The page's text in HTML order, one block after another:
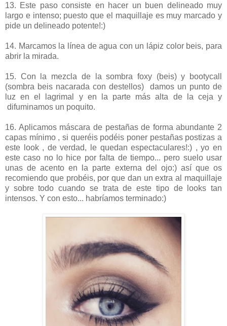
13. Este paso consiste en hacer un buen delineado muy
largo e intenso; puesto que el maquillaje es muy marcado y
pide un delineado potente!:)
14. Marcamos la línea de agua con un lápiz color beis, para
abrir la mirada.
15. Con la mezcla de la sombra foxy (beis) y bootycall
(sombra beis nacarada con destellos) damos un punto de
luz en el lagrimal y en la parte más alta de la ceja y
difuminamos un poquito.
16. Aplicamos máscara de pestañas de forma abundante 2
capas mínimo , si queréis podéis poner pestañas postizas a
este look , de verdad, le quedan espectaculares!:) , yo en
este caso no lo hice por falta de tiempo... pero suelo usar
unas de acento en la parte externa del ojo:) así que os
recomiendo que probéis, por que dan un extra al maquillaje
y sobre todo cuando se trata de este tipo de looks tan
intensos. Y con esto... habríamos terminado:)